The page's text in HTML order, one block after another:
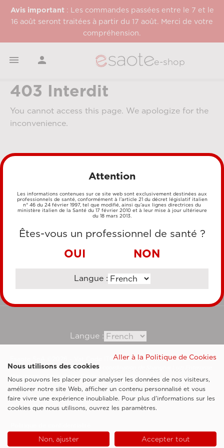
Avis important: Les commandes passées entre le 7 et le
16 août seront traitées à partir du 17 août. Merci de votre
compréhension.
  e-shop
403 Interdit
You cannot access this page. We apologize for the
inconvenience.
MÉTHODES DE PAIEMENT
VIREMENT BANCAIRE
Langue :
Esaote SpA ©2026 - Vat Code IT05131180969
Société soumise à la gestion et à la coordination de Shanghai Luzi Enterprise
Management Consultancy Center (Limited Partnership)
Clauses légales
Cookie Policy
Attention
Les informations contenues sur ce site web sont exclusivement destinées aux
professionnels de santé, conformément à l’article 21 du décret législatif italien
n° 46 du 24 février 1997, tel que modifié, ainsi qu’aux lignes directrices du
ministère italien de la Santé du 17 février 2010 et à leur mise à jour ultérieure
du 18 mars 2013.
Êtes-vous un professionnel de santé ?
OUI NON
Langue :
Aller à la Politique de Cookies
Nous utilisons des cookies
Nous pouvons les placer pour analyser les données de nos visiteurs,
améliorer notre site Web, afficher un contenu personnalisé et vous
faire vivre une expérience inoubliable. Pour plus d'informations sur les
cookies que nous utilisons, ouvrez les paramètres.
Non, ajuster Accepter tout